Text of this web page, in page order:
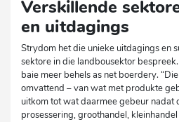
Verskillende
en uitdagings
Strydom het die unieke uitdagings en
sektore in die landbousektor
baie meer behels as net boerdery.
omvattend – van wat met produkte
uitkom tot wat daarmee gebeur nadat
prosessering, groothandel, kleinhandel